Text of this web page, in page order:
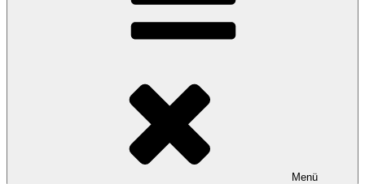
Menü